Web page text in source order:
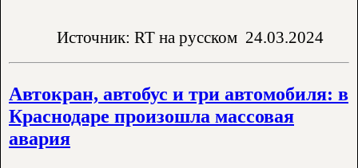
Источник: RT на русском 24.03.2024
​Автокран, автобус и три автомобиля: в
Краснодаре произошла массовая
авария